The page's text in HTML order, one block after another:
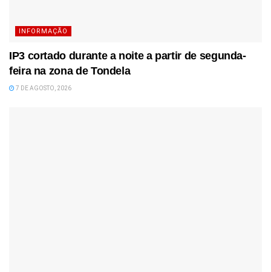
INFORMAÇÃO
IP3 cortado durante a noite a partir de segunda-
feira na zona de Tondela
7 DE AGOSTO, 2026